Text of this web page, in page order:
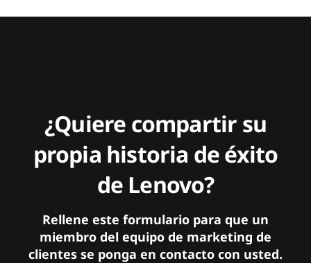
¿Quiere compartir su
propia historia de éxito
de Lenovo?
Rellene este formulario para que un
miembro del equipo de marketing de
clientes se ponga en contacto con usted.